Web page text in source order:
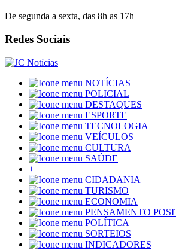
De segunda a sexta, das 8h as 17h
Redes Sociais
NOTÍCIAS
POLICIAL
DESTAQUES
ESPORTE
TECNOLOGIA
VEÍCULOS
CULTURA
SAÚDE
+
CIDADANIA
TURISMO
ECONOMIA
PENSAMENTO
POLÍTICA
SORTEIOS
INDICADORES